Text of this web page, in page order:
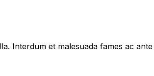
Interdum et malesuada fames ac